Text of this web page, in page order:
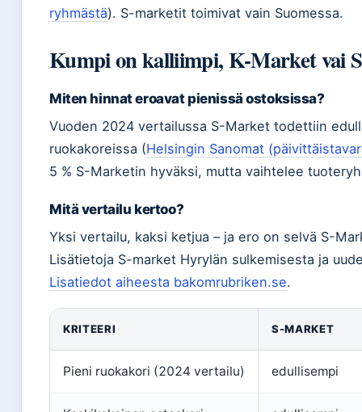
ryhmästä). S-marketit toimivat vain Suomessa.
Kumpi on kalliimpi, K-Market vai
Miten hinnat eroavat pienissä ostoksissa?
Vuoden 2024 vertailussa S-Market todettiin
ruokakoreissa (Helsingin Sanomat
5 % S-Marketin hyväksi, mutta vaihtelee
Mitä vertailu kertoo?
Yksi vertailu, kaksi ketjua – ja ero on selvä S-
Lisätietoja S-market Hyrylän sulkemisesta ja
Lisatiedot aiheesta bakomrubriken.se.
KRITEERI S-MARKET
Pieni ruokakori (2024 vertailu) edullisempi